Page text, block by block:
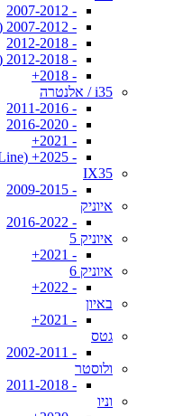
- 2007-2012
- 2007-2012 (CW סטיישן)
- 2012-2018
- 2012-2018 (CW סטיישן)
- 2018+
i35 / אלנטרה
- 2011-2016
- 2016-2020
- 2021+
- 2025+ (N Line)
IX35
- 2009-2015
איוניק
- 2016-2022
איוניק 5
- 2021+
איוניק 6
- 2022+
באיון
- 2021+
גטס
- 2002-2011
ולוסטר
- 2011-2018
וניו